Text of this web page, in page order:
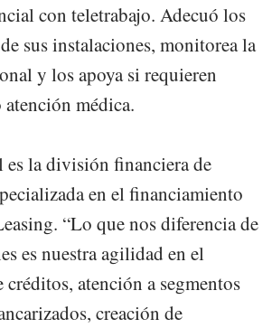
con teletrabajo. Adecuó los
sus instalaciones, monitorea la
y los apoya si requieren
médica.
la división financiera de
en el financiamiento
“Lo que nos diferencia de
es nuestra agilidad en el
atención a segmentos
creación de